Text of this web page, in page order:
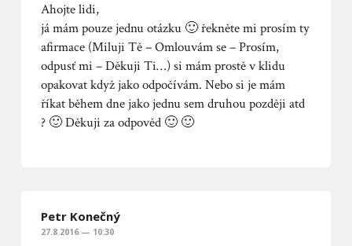
Ahojte lidi,
já mám pouze jednu otázku 🙂 řekněte mi prosím ty
afirmace (Miluji Tě – Omlouvám se – Prosím,
odpusť mi – Děkuji Ti…) si mám prostě v klidu
opakovat když jako odpočívám. Nebo si je mám
říkat během dne jako jednu sem druhou později atd
? 🙂 Děkuji za odpověd 🙂 🙂
Petr Konečný
27.8.2016 — 10:30